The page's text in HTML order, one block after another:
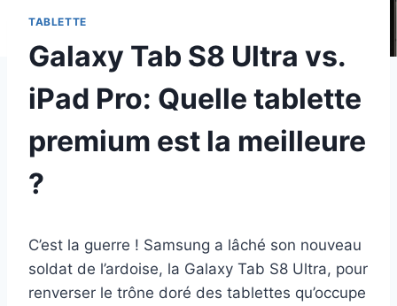
TABLETTE
Galaxy Tab S8 Ultra vs.
iPad Pro: Quelle tablette
premium est la meilleure
?
C’est la guerre ! Samsung a lâché son nouveau
soldat de l’ardoise, la Galaxy Tab S8 Ultra, pour
renverser le trône doré des tablettes qu’occupe